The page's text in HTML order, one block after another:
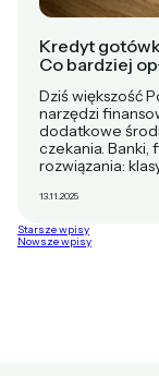
Kredyt
Co bardziej
Dziś większość
narzędzi
dodatkowe
czekania. Banki,
rozwiązania:
13.11.2025
Nawigacja
Starsze wpisy
Nowsze wpisy